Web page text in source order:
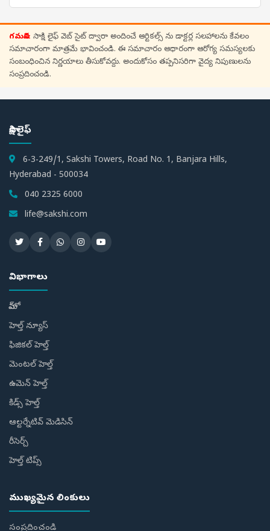
గమనిక: సాక్షి లైఫ్ వెబ్ సైట్ ద్వారా అందించే ఆర్టికల్స్ ను డాక్టర్ల సలహాలను కేవలం
సమాచారంగా మాత్రమే భావించండి. ఈ సమాచారం ఆధారంగా ఆరోగ్య సమస్యలకు
సంబంధించిన నిర్ణయాలు తీసుకోవద్దు. అందుకోసం తప్పనిసరిగా వైద్య నిపుణులను
సంప్రదించండి.
సాక్షి లైఫ్
6-3-249/1, Sakshi Towers, Road No. 1, Banjara Hills,
Hyderabad - 500034
040 2325 6000
life@sakshi.com
విభాగాలు
హోమ్
హెల్త్ న్యూస్
ఫిజికల్ హెల్త్
మెంటల్ హెల్త్
ఉమెన్ హెల్త్
కిడ్స్ హెల్త్
ఆల్టర్నేటివ్ మెడిసిన్
రీసెర్చ్
హెల్త్‌ టిప్స్‌
ముఖ్యమైన లింకులు
సంప్రదించండి